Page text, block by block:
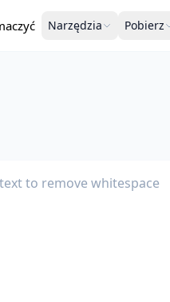
Narzędzia Pobierz